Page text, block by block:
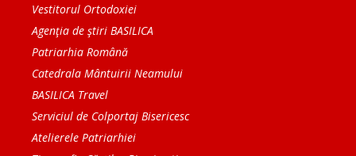
Vestitorul Ortodoxiei
Agenţia de ştiri BASILICA
Patriarhia Română
Catedrala Mântuirii Neamului
BASILICA Travel
Serviciul de Colportaj Bisericesc
Atelierele Patriarhiei